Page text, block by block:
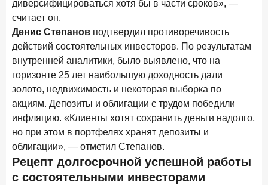
диверсифицироваться хотя бы в части сроков», —
считает он.
Денис Степанов подтвердил противоречивость
действий состоятельных инвесторов. По результатам
внутренней аналитики, было выявлено, что на
горизонте 25 лет наибольшую доходность дали
золото, недвижимость и некоторая выборка по
акциям. Депозиты и облигации с трудом победили
инфляцию. «Клиенты хотят сохранить деньги надолго,
но при этом в портфелях хранят депозиты и
облигации», — отметил Степанов.
Рецепт долгосрочной успешной работы
с состоятельными инвесторами